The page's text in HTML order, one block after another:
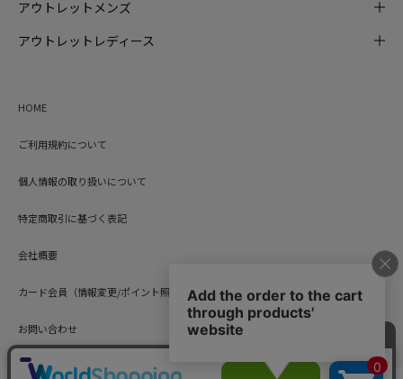
アウトレットメンズ
アウトレットレディース
HOME
ご利用規約について
個人情報の取り扱いについて
特定商取引に基づく表記
会社概要
カード会員（情報変更/ポイント照会）
お問い合わせ